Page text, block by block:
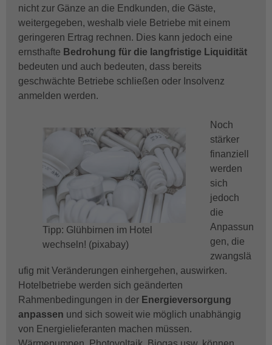
nicht zur Gänze an die Endkunden, die Gäste,
weitergegeben, weshalb viele Betriebe mit einem
geringeren Ertrag rechnen. Dies kann jedoch eine
ernsthafte Bedrohung für die langfristige Liquidität
bedeuten und auch bedeuten, dass bereits
geschwächte Betriebe schließen oder Insolvenz
anmelden werden.
Tipp: Glühbirnen im Hotel
wechseln! (pixabay)
Noch
stärker
finanziell
werden
sich
jedoch
die
Anpassun
gen, die
zwangslä
ufig mit Veränderungen einhergehen, auswirken.
Hotelbetriebe werden sich geänderten
Rahmenbedingungen in der Energieversorgung
anpassen und sich soweit wie möglich unabhängig
von Energielieferanten machen müssen.